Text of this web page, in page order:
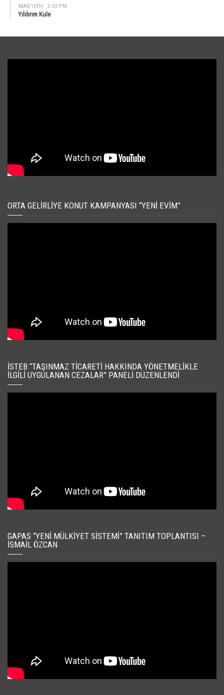
MAR 16TH 3:30 PM
Yıldırım Kule
ORTA GELIRLIYE KONUT KAMPANYASI “YENI EVIM”
İSTEB “TAŞINMAZ TICARETI HAKKINDA YÖNETMELIKLE
İLGILI UYGULANAN CEZALAR” PANELI DÜZENLENDI
GAPAS “YENI MÜLKIYET SISTEMI” TANITIM TOPLANTISI –
İSMAIL ÖZCAN